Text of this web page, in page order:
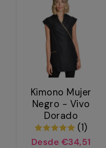
Kimono Mujer
Negro - Vivo
Dorado
(1)
Desde €34,51